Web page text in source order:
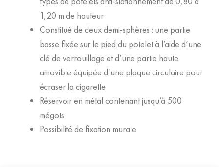
1,20 m de hauteur
Constitué de deux demi-sphères : une partie
basse fixée sur le pied du potelet à l’aide d’une
clé de verrouillage et d’une partie haute
amovible équipée d’une plaque circulaire pour
écraser la cigarette
Réservoir en métal contenant jusqu’à 500
mégots
Possibilité de fixation murale